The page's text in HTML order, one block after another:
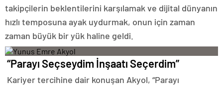
takipçilerin beklentilerini karşılamak ve dijital dünyanın
hızlı temposuna ayak uydurmak, onun için zaman
zaman büyük bir yük haline geldi.
“Parayı Seçseydim İnşaatı Seçerdim”
Kariyer tercihine dair konuşan Akyol, “Parayı